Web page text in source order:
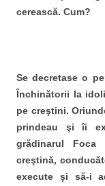
cerească. Cum?
Se decretase o
Închinătorii la
pe creştini.
prindeau şi îi
grădinarul
creştină,
execute şi să-i